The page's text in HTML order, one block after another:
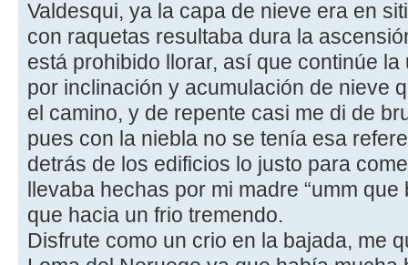
Valdesqui, ya la capa de nieve era en
con raquetas resultaba dura la
está prohibido llorar, así que continúe
por inclinación y acumulación de nieve
el camino, y de repente casi me di de
pues con la niebla no se tenía esa
detrás de los edificios lo justo para
llevaba hechas por mi madre “umm
que hacia un frio tremendo.
Disfrute como un crio en la bajada, me